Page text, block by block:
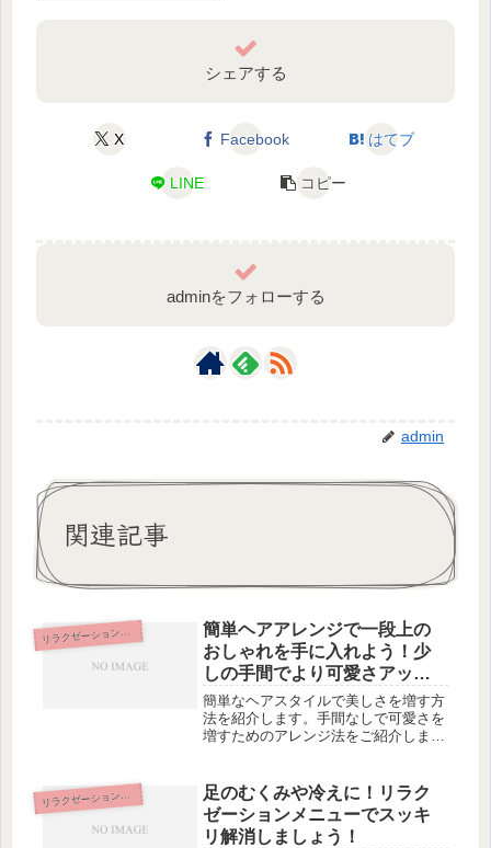
シェアする
X Facebook はてブ
LINE コピー
adminをフォローする
admin
関連記事
リラクゼーション&エステ
簡単ヘアアレンジで一段上の
おしゃれを手に入れよう！少
しの手間でより可愛さアップ
◎
簡単なヘアスタイルで美しさを増す方
法を紹介します。手間なしで可愛さを
増すためのアレンジ法をご紹介しま
ざまな形のポンパドールで日常を楽し
むこともできます。初心者でも簡単に
美し...
リラクゼーション&エステ
足のむくみや冷えに！リラク
ゼーションメニューでスッキ
リ解消しましょう！